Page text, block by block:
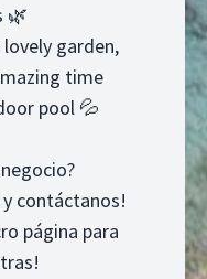
🌿
garden,
time
pool 💦
contáctanos!
página para